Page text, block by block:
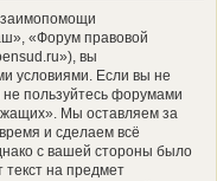
«Форум правовой
вы
условиями. Если вы не
пользуйтесь форумами
Мы оставляем за
и сделаем всё
с вашей стороны было
текст на предмет